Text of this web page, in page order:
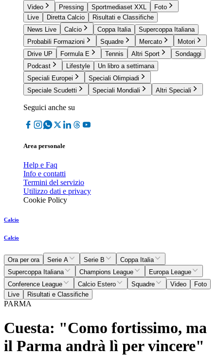
Video Pressing Sportmediaset XXL
Foto
Live
Diretta Calcio
Risultati e Classifiche
News Live
Calcio Coppa Italia
Supercoppa Italiana
Probabili Formazioni
Squadre Mercato
Motori
Drive UP
Formula E Tennis Altri Sport
Sondaggi
Podcast
Lifestyle
Un libro a settimana
Speciali Europei
Speciali Olimpiadi
Speciale Scudetti
Speciali Mondiali Altri Speciali
Seguici anche su
Area personale
Help e Faq
Info e contatti
Termini del servizio
Utilizzo dati e privacy
Cookie Policy
Calcio
Calcio
Ora per ora Serie A Serie B
Coppa Italia
Supercoppa Italiana
Champions League
Europa League
Conference League
Calcio Estero Squadre Video
Foto
Live
Risultati e Classifiche
PARMA
Cuesta: "Como fortissimo, ma
il Parma andrà lì per vincere"